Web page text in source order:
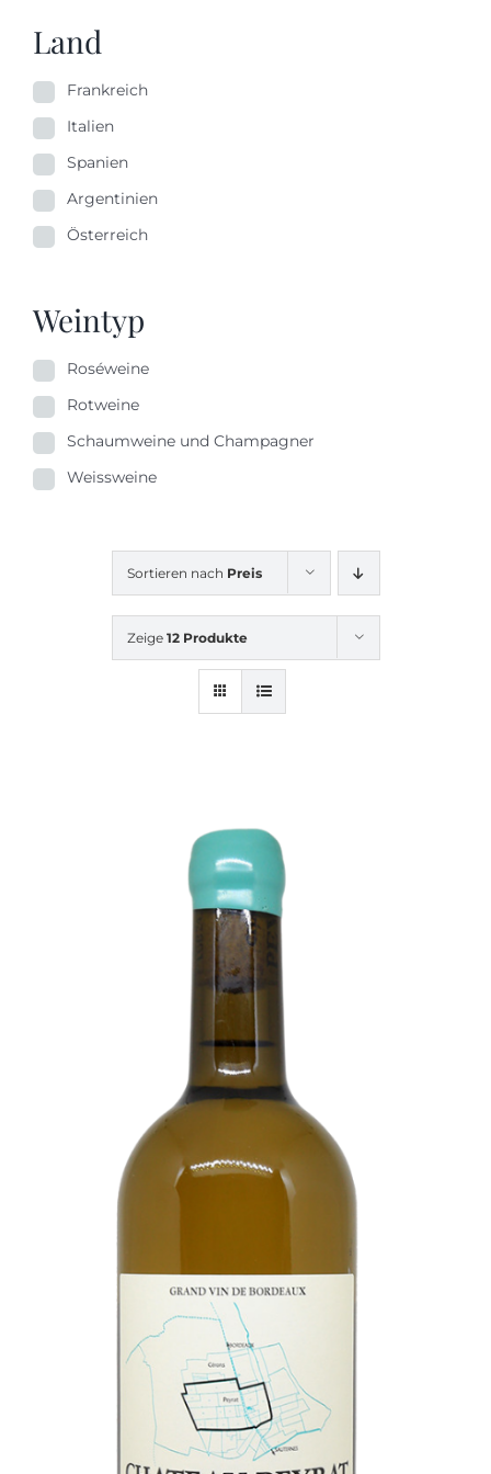
Sortieren nach Preis
Zeige 12 Produkte
Land
Frankreich
Italien
Spanien
Argentinien
Österreich
Weintyp
Roséweine
Rotweine
Schaumweine und Champagner
Weissweine